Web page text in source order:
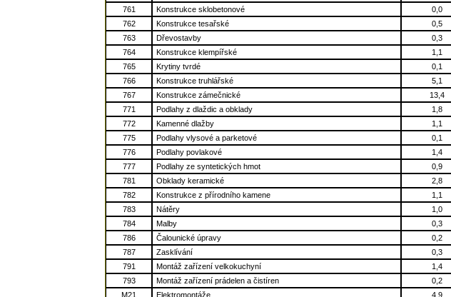
761
Konstrukce sklobetonové 0,0
762
Konstrukce tesařské 0,5
763
Dřevostavby 0,3
764
Konstrukce klempířské 1,1
765
Krytiny tvrdé 0,1
766
Konstrukce truhlářské 5,1
767
Konstrukce zámečnické 13,4
771
Podlahy z dlaždic a obklady 1,8
772
Kamenné dlažby 1,1
775
Podlahy vlysové a parketové 0,1
776
Podlahy povlakové 1,4
777
Podlahy ze syntetických hmot 0,9
781
Obklady keramické 2,8
782
Konstrukce z přírodního kamene 1,1
783
Nátěry 1,0
784
Malby 0,3
786
Čalounické úpravy 0,2
787
Zasklívání 0,3
791
Montáž zařízení velkokuchyní 1,4
793
Montáž zařízení prádelen a čistíren 0,2
M21
Elektromontáže 4,9